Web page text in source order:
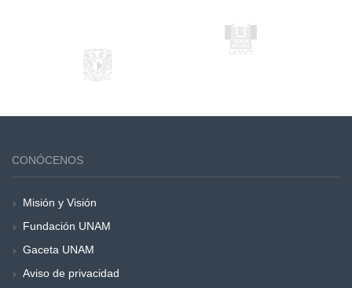
CONÓCENOS
Misión y Visión
Fundación UNAM
Gaceta UNAM
Aviso de privacidad